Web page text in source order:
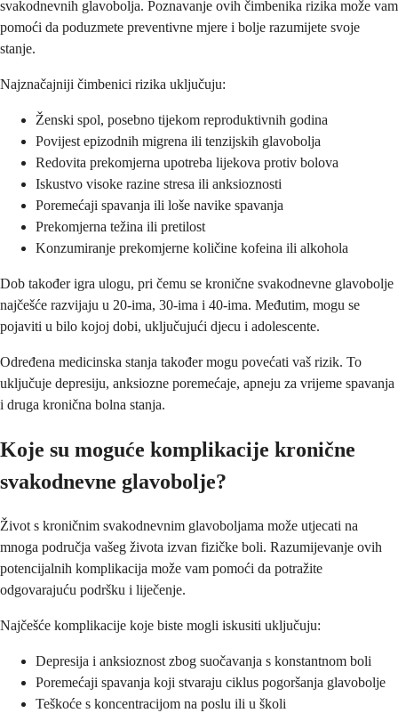
svakodnevnih glavobolja. Poznavanje ovih čimbenika rizika može vam
pomoći da poduzmete preventivne mjere i bolje razumijete svoje
stanje.
Najznačajniji čimbenici rizika uključuju:
Ženski spol, posebno tijekom reproduktivnih godina
Povijest epizodnih migrena ili tenzijskih glavobolja
Redovita prekomjerna upotreba lijekova protiv bolova
Iskustvo visoke razine stresa ili anksioznosti
Poremećaji spavanja ili loše navike spavanja
Prekomjerna težina ili pretilost
Konzumiranje prekomjerne količine kofeina ili alkohola
Dob također igra ulogu, pri čemu se kronične svakodnevne glavobolje
najčešće razvijaju u 20-ima, 30-ima i 40-ima. Međutim, mogu se
pojaviti u bilo kojoj dobi, uključujući djecu i adolescente.
Određena medicinska stanja također mogu povećati vaš rizik. To
uključuje depresiju, anksiozne poremećaje, apneju za vrijeme spavanja
i druga kronična bolna stanja.
Koje su moguće komplikacije kronične
svakodnevne glavobolje?
Život s kroničnim svakodnevnim glavoboljama može utjecati na
mnoga područja vašeg života izvan fizičke boli. Razumijevanje ovih
potencijalnih komplikacija može vam pomoći da potražite
odgovarajuću podršku i liječenje.
Najčešće komplikacije koje biste mogli iskusiti uključuju:
Depresija i anksioznost zbog suočavanja s konstantnom boli
Poremećaji spavanja koji stvaraju ciklus pogoršanja glavobolje
Teškoće s koncentracijom na poslu ili u školi